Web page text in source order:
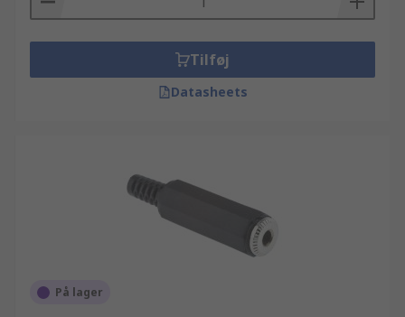
Tilføj
Datasheets
På lager